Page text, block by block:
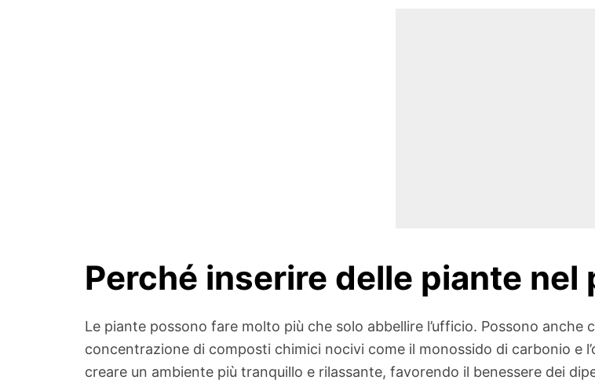
Perché inserire delle piante
Le piante possono fare molto più che solo abbellire l’ufficio. Possono anche
concentrazione di composti chimici nocivi come il monossido di carbonio e
creare un ambiente più tranquillo e rilassante, favorendo il benessere dei